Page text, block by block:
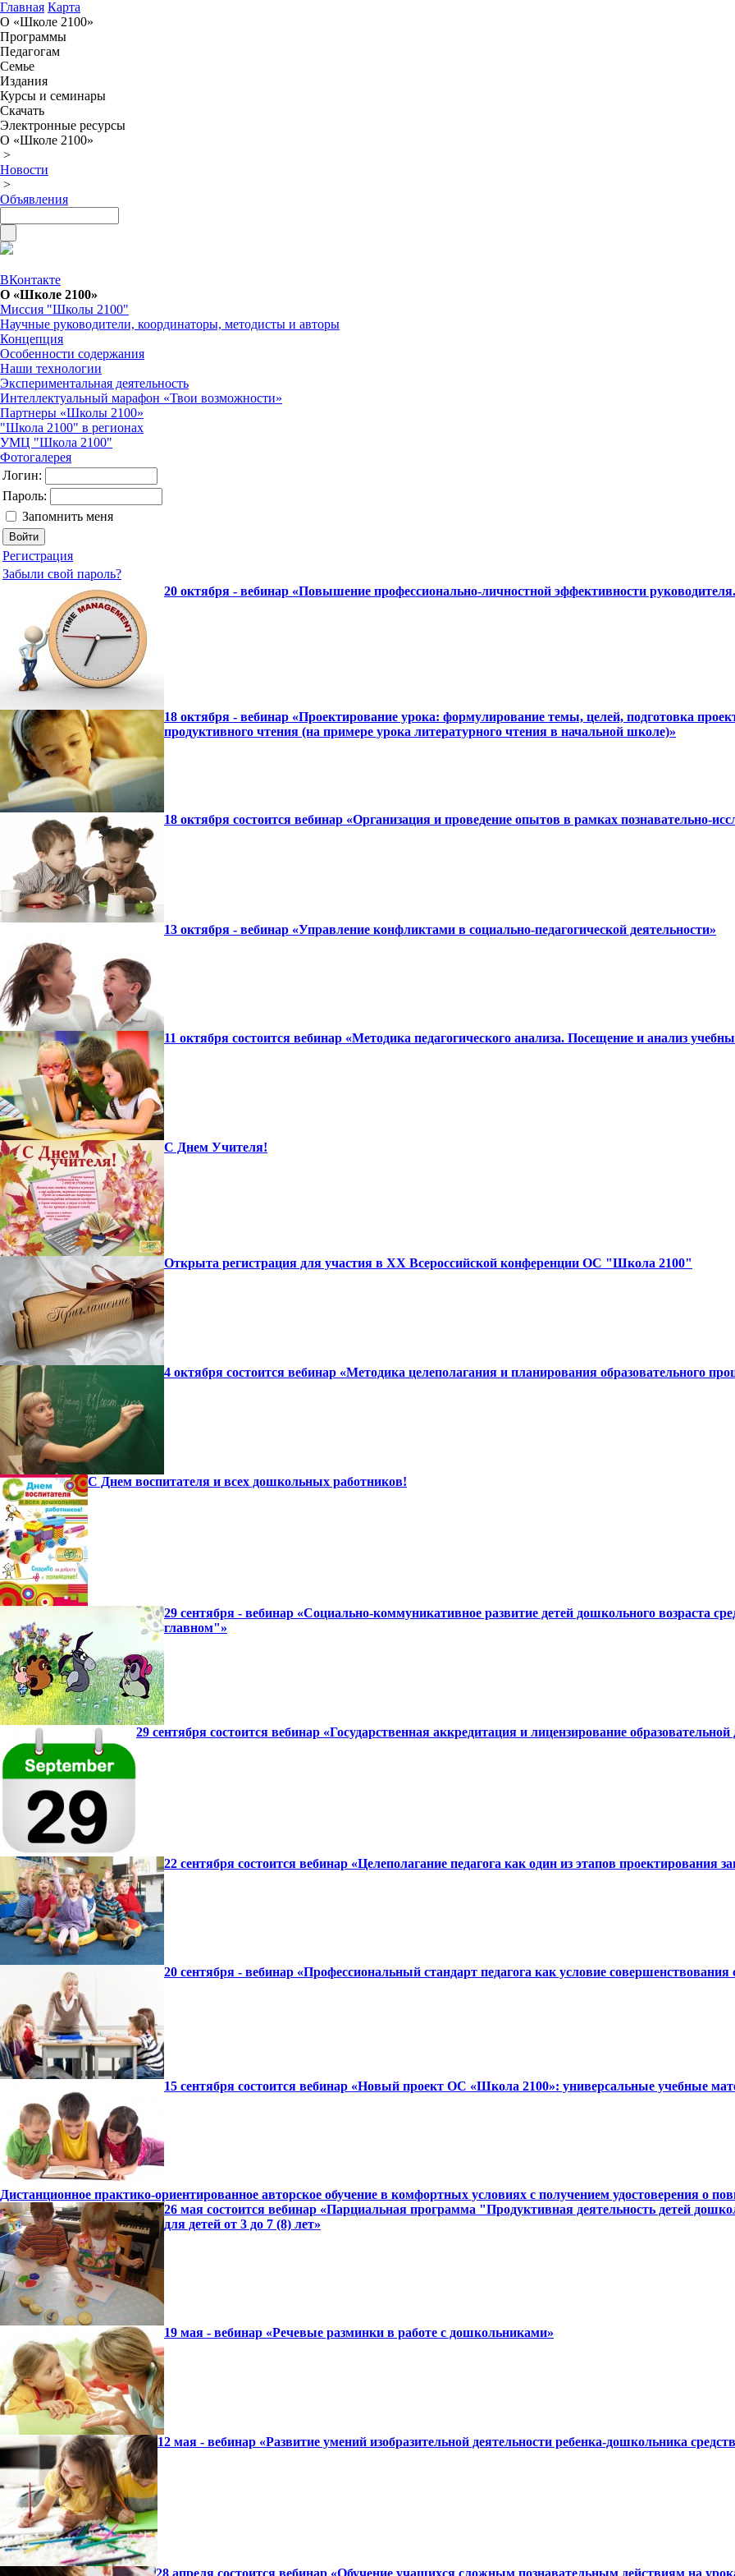
Главная Карта
О «Школе 2100»
Программы
Педагогам
Семье
Издания
Курсы и семинары
Скачать
Электронные ресурсы
О «Школе 2100»
>
Новости
>
Объявления
ВКонтакте
О «Школе 2100»
Миссия "Школы 2100"
Научные руководители, координаторы, методисты и авторы
Концепция
Особенности содержания
Наши технологии
Экспериментальная деятельность
Интеллектуальный марафон «Твои возможности»
Партнеры «Школы 2100»
"Школа 2100" в регионах
УМЦ "Школа 2100"
Фотогалерея
Логин:
Пароль:
Запомнить меня
Регистрация
Забыли свой пароль?
20 октября - вебинар «Повышение профессионально-личностной эффективности
18 октября - вебинар «Проектирование урока: формулирование темы, целей, подготовка
продуктивного чтения (на примере урока литературного чтения в начальной школе)»
18 октября состоится вебинар «Организация и проведение опытов в рамках познавательно-
13 октября - вебинар «Управление конфликтами в социально-педагогической деятельности»
11 октября состоится вебинар «Методика педагогического анализа. Посещение и анализ
С Днем Учителя!
Открыта регистрация для участия в XX Всероссийской конференции ОС "Школа 2100"
4 октября состоится вебинар «Методика целеполагания и планирования образовательного
С Днем воспитателя и всех дошкольных работников!
29 сентября - вебинар «Социально-коммуникативное развитие детей дошкольного
главном"»
29 сентября состоится вебинар «Государственная аккредитация и лицензирование образовательной
22 сентября состоится вебинар «Целеполагание педагога как один из этапов проектирования
20 сентября - вебинар «Профессиональный стандарт педагога как условие совершенствования
15 сентября состоится вебинар «Новый проект ОС «Школа 2100»: универсальные учебные
Дистанционное практико-ориентированное авторское обучение в комфортных условиях с получением удостоверения о
26 мая состоится вебинар «Парциальная программа "Продуктивная деятельность детей
для детей от 3 до 7 (8) лет»
19 мая - вебинар «Речевые разминки в работе с дошкольниками»
12 мая - вебинар «Развитие умений изобразительной деятельности ребенка-дошкольника
28 апреля состоится вебинар «Обучение учащихся сложным познавательным действиям на